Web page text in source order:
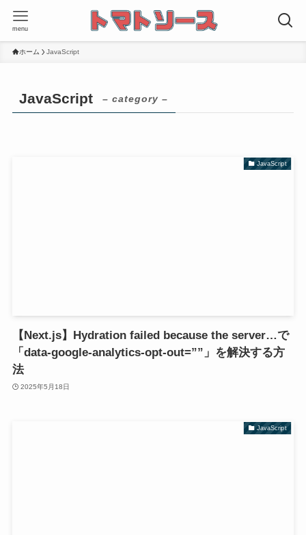
menu
ホーム JavaScript
JavaScript – category –
JavaScript
【Next.js】Hydration failed because the server…で
「data-google-analytics-opt-out=””」を解決する方
法
2025年5月18日
JavaScript